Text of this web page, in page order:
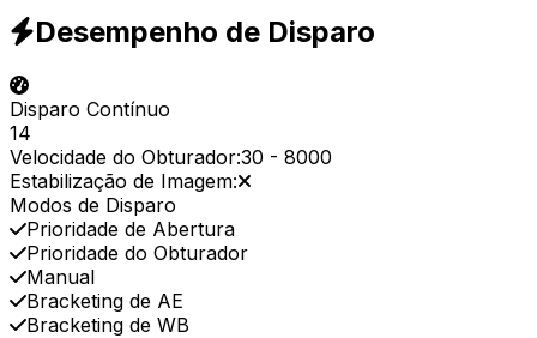
Desempenho de Disparo
Disparo Contínuo
14
Velocidade do Obturador:30 - 8000
Estabilização de Imagem:
Modos de Disparo
Prioridade de Abertura
Prioridade do Obturador
Manual
Bracketing de AE
Bracketing de WB